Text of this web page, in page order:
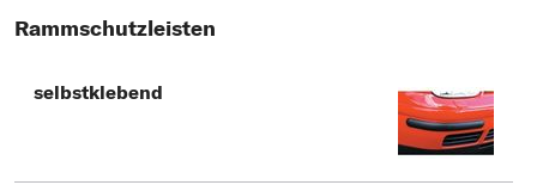
Wo finde ich die?
Rammschutzleisten
selbstklebend